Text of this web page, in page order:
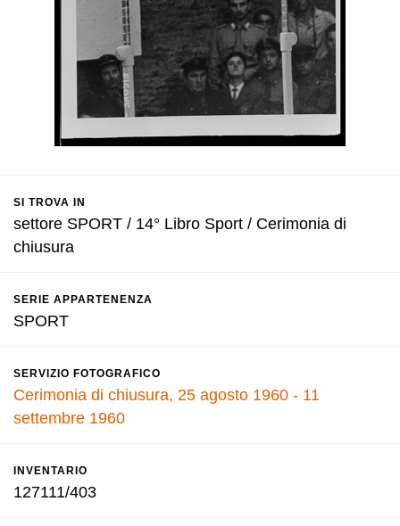
SI TROVA IN
settore SPORT / 14° Libro Sport / Cerimonia di
chiusura
SERIE APPARTENENZA
SPORT
SERVIZIO FOTOGRAFICO
Cerimonia di chiusura, 25 agosto 1960 - 11
settembre 1960
INVENTARIO
127111/403